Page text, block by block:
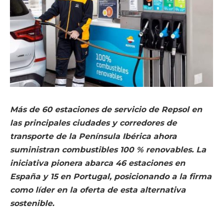
Más de 60 estaciones de servicio de Repsol en
las principales ciudades y corredores de
transporte de la Península Ibérica ahora
suministran combustibles 100 % renovables. La
iniciativa pionera abarca 46 estaciones en
España y 15 en Portugal, posicionando a la firma
como líder en la oferta de esta alternativa
sostenible.